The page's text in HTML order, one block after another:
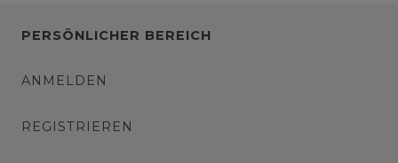
PERSÖNLICHER BEREICH
ANMELDEN
REGISTRIEREN